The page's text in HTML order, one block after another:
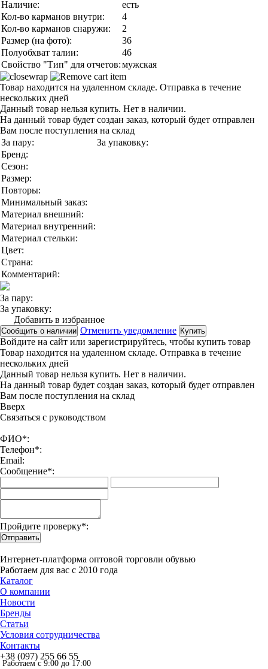
Наличие:
есть
Кол-во карманов внутри:
4
Кол-во карманов снаружи:
2
Размер (на фото):
36
Полуобхват талии:
46
Свойство "Тип" для отчетов:мужская
Товар находится на удаленном складе. Отправка в течение
нескольких дней
Данный товар нельзя купить. Нет в наличии.
На данный товар будет создан заказ, который будет отправлен
Вам после поступления на склад
За пару:
За упаковку:
Бренд:
Сезон:
Размер:
Повторы:
Минимальный заказ:
Материал внешний:
Материал внутренний:
Материал стельки:
Цвет:
Страна:
Комментарий:
За пару:
За упаковку:
Добавить в избранное
Сообщить о наличии Отменить уведомление Купить
Войдите на сайт или зарегистрируйтесь, чтобы купить товар
Товар находится на удаленном складе. Отправка в течение
нескольких дней
Данный товар нельзя купить. Нет в наличии.
На данный товар будет создан заказ, который будет отправлен
Вам после поступления на склад
Вверx
Связаться с руководством
ФИО*:
Телефон*:
Email:
Сообщение*:
Пройдите проверку*:
Отправить
Интернет-платформа оптовой торговли обувью
Работаем для вас с 2010 года
Каталог
О компании
Новости
Бренды
Статьи
Условия сотрудничества
Контакты
+38 (097) 255 66 55
Работаем с 9:00 до 17:00